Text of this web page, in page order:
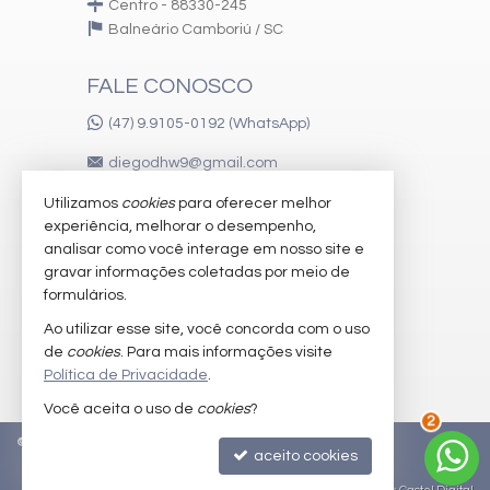
Portaria 24h
Portão Eletrônico
Playground
Brinquedoteca
Automação Predial
Piscina Infantil
Bicicletário
Câmeras de Segurança
Gás Central
Boliche
Horta
Pomar
Quadra de Tênis
Espaço Zen
Pìscina Térmica
Box de Praia
Heliponto
Centro - 88330-245
Balneário Camboriú / SC
FALE CONOSCO
(47) 9.9105-0192 (WhatsApp)
diegodhw9@gmail.com
VEJA MAIS
imóveis favoritos
mapa de imóveis
© Política de Privacidade 2
Utilizamos cookiespara oferecer melhor
experiência, melhorar o desempenho,
analisar como você interage em nosso site e
gravar informações coletadas por meio de
formulários.
Ao utilizar esse site, você concorda com o uso
de cookies. Para mais informações visite
Política de Privacidade.
Você aceita o uso de cookies?
aceito cookies